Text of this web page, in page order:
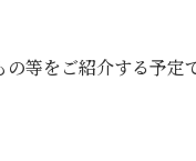
等をご紹介する予定